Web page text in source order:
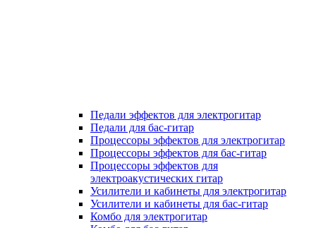
Педали эффектов для электрогитар
Педали для бас-гитар
Процессоры эффектов для электрогитар
Процессоры эффектов для бас-гитар
Процессоры эффектов для
электроакустических гитар
Усилители и кабинеты для электрогитар
Усилители и кабинеты для бас-гитар
Комбо для электрогитар